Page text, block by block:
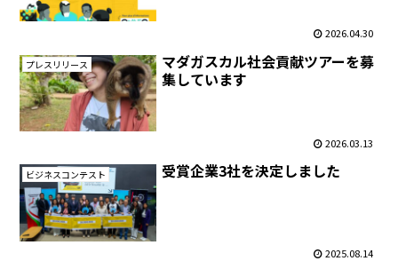
2026.04.30
プレスリリース
マダガスカル社会貢献ツアーを募
集しています
2026.03.13
ビジネスコンテスト 受賞企業3社を決定しました
2025.08.14